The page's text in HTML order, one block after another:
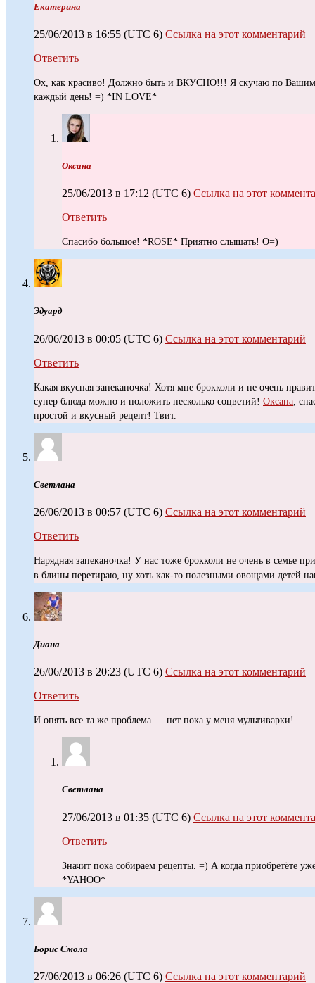
Екатерина
25/06/2013 в 16:55 (UTC 6) Ссылка на этот комментарий
Ответить
Ох, как красиво! Должно быть и ВКУСНО!!! Я скучаю по
каждый день! =) *IN LOVE*
Оксана
25/06/2013 в 17:12 (UTC 6) Ссылка на этот
Ответить
Спасибо большое! *ROSE* Приятно слышать! O=)
Эдуард
26/06/2013 в 00:05 (UTC 6) Ссылка на этот комментарий
Ответить
Какая вкусная запеканочка! Хотя мне брокколи и не очень
супер блюда можно и положить несколько соцветий! Оксана ,
простой и вкусный рецепт! Твит.
Светлана
26/06/2013 в 00:57 (UTC 6) Ссылка на этот комментарий
Ответить
Нарядная запеканочка! У нас тоже брокколи не очень в семье
в блины перетираю, ну хоть как-то полезными овощами детей
Диана
26/06/2013 в 20:23 (UTC 6) Ссылка на этот комментарий
Ответить
И опять все та же проблема — нет пока у меня мультиварки!
Светлана
27/06/2013 в 01:35 (UTC 6) Ссылка на этот
Ответить
Значит пока собираем рецепты. =) А когда приобретёте
*YAHOO*
Борис Смола
27/06/2013 в 06:26 (UTC 6) Ссылка на этот комментарий